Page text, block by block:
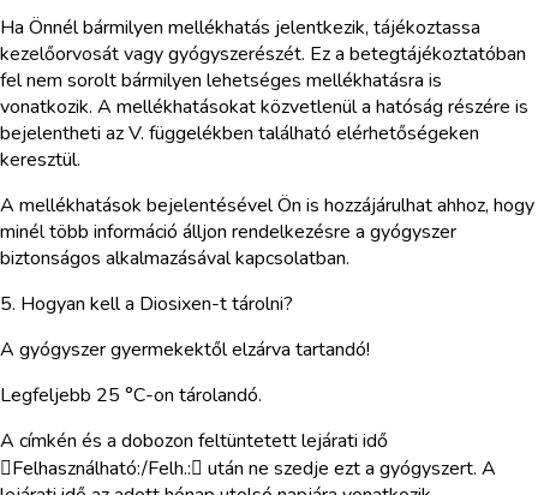
Ha Önnél bármilyen mellékhatás jelentkezik, tájékoztassa
kezelőorvosát vagy gyógyszerészét. Ez a betegtájékoztatóban
fel nem sorolt bármilyen lehetséges mellékhatásra is
vonatkozik. A mellékhatásokat közvetlenül a hatóság részére is
bejelentheti az V. függelékben található elérhetőségeken
keresztül.
A mellékhatások bejelentésével Ön is hozzájárulhat ahhoz, hogy
minél több információ álljon rendelkezésre a gyógyszer
biztonságos alkalmazásával kapcsolatban.
5. Hogyan kell a Diosixen-t tárolni?
A gyógyszer gyermekektől elzárva tartandó!
Legfeljebb 25 °C-on tárolandó.
A címkén és a dobozon feltüntetett lejárati idő
Felhasználható:/Felh.: után ne szedje ezt a gyógyszert. A